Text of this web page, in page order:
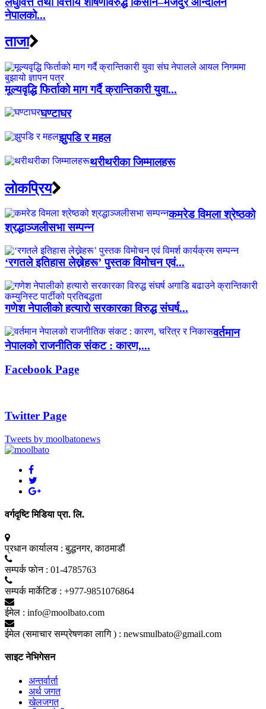
नेपालको...
ताजा
मूल्यवृद्धि फिर्ताको माग गर्दै क्रान्तिकारी युवा...
घण्टाघर
झुपडि र महल
थरीथरीका जिम्मालहरू
लाेकप्रिय
कमरेड विमला श्रेष्ठको
श्रद्धाञ्जलीसभा सम्पन्न
‘रगतले इतिहास लेख्नेहरू’ पुस्तक विमोचन एवं...
गणेश नेपालीको हत्यारो सरकारका विरुद्ध संघर्ष...
वर्तमान
नेपालको राजनीतिक संकट : कारण,...
Facebook Page
Twitter Page
Tweets by moolbatonews
वर्गदृष्टि मिडिया प्रा. लि.
प्रधान कार्यालय : बुद्धनगर, काठमाडाैं
सम्पर्क फाेन : 01-4785763
सम्पर्क मार्केटिङ : +977-9851076864
ईमेल : info@moolbato.com
ईमेल (समाचार सम्प्रेषणका लागि ) : newsmulbato@gmail.com
साइट नेभिगेसन
अन्तर्वार्ता
अर्थ जगत
खेलजगत